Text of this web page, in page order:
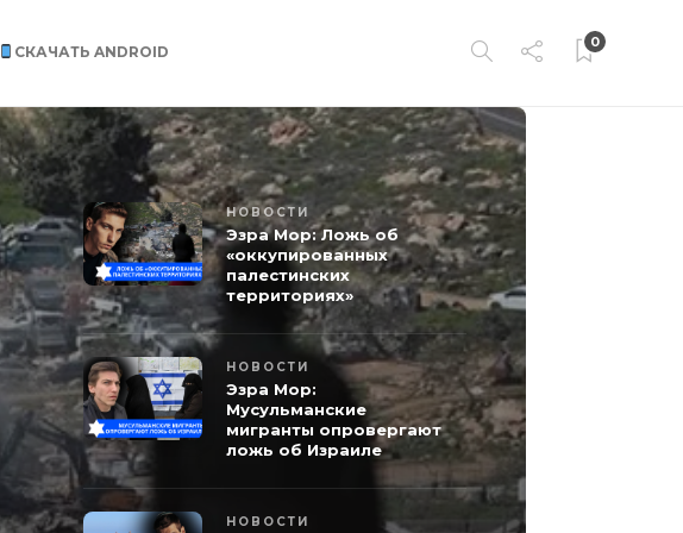
СКАЧАТЬ ANDROID
0
НОВОСТИ
Эзра Мор: Ложь об
«оккупированных
палестинских
территориях»
НОВОСТИ
Эзра Мор:
Мусульманские
мигранты опровергают
ложь об Израиле
НОВОСТИ